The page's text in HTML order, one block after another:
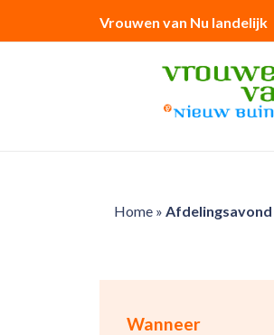
Vrouwen van Nu landelijk
Home» Afdelingsavond
Wanneer